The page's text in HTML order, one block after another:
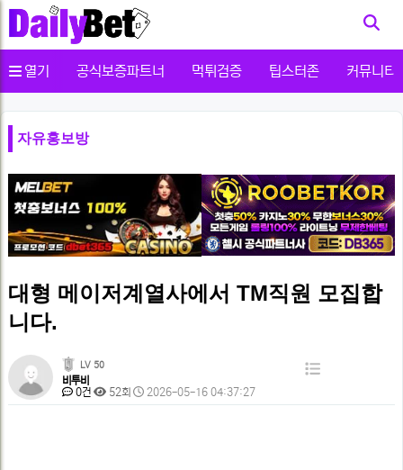
열기 공식보증파트너 먹튀검증 팁스터존 커뮤니티
자유홍보방
️️대형 메이저계열사에서 TM직원 모집합
니다.
페
이
지
LV 50
비투비
댓
글
0건 조
회
52회 작
성
2026-05-16 04:37:27
목
록